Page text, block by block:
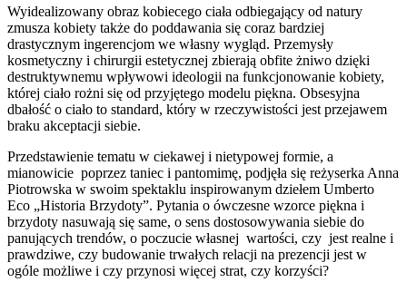
Wyidealizowany obraz kobiecego ciała odbiegający od natury
zmusza kobiety także do poddawania się coraz bardziej
drastycznym ingerencjom we własny wygląd. Przemysły
kosmetyczny i chirurgii estetycznej zbierają obfite żniwo dzięki
destruktywnemu wpływowi ideologii na funkcjonowanie kobiety,
której ciało rożni się od przyjętego modelu piękna. Obsesyjna
dbałość o ciało to standard, który w rzeczywistości jest przejawem
braku akceptacji siebie.
Przedstawienie tematu w ciekawej i nietypowej formie, a
mianowicie poprzez taniec i pantomimę, podjęła się reżyserka Anna
Piotrowska w swoim spektaklu inspirowanym dziełem Umberto
Eco „Historia Brzydoty”. Pytania o ówczesne wzorce piękna i
brzydoty nasuwają się same, o sens dostosowywania siebie do
panujących trendów, o poczucie własnej wartości, czy jest realne i
prawdziwe, czy budowanie trwałych relacji na prezencji jest w
ogóle możliwe i czy przynosi więcej strat, czy korzyści?